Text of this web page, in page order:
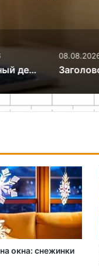
без больших затрат
08.08.2026
окна: снежинки